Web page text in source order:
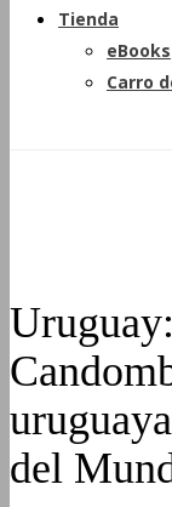
Tienda
eBooks
Carro
del